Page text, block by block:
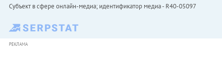
Субъект в сфере онлайн-медиа; идентификатор медиа - R40-05097
РЕКЛАМА